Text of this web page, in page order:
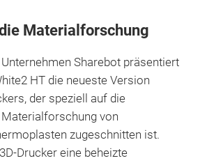
Materialforschung
Sharebot präsentiert
HT die neueste Version
der speziell auf die
von
zugeschnitten ist.
Drucker eine beheizte